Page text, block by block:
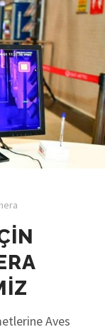
Aves